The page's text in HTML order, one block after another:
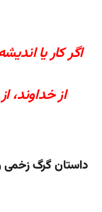
اگر كار یا
از خداوند،
داستان گرگ زخمی